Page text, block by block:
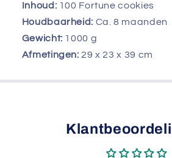
Inhoud: 100 Fortune cookies
Houdbaarheid: Ca. 8 maanden
Gewicht: 1000 g
Afmetingen:29 x 23 x 39 cm